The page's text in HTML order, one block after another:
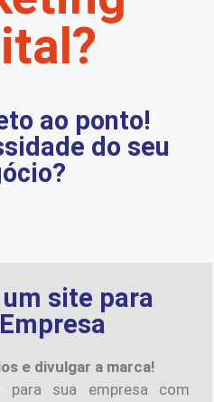
ao ponto!
do seu
site para
e divulgar a marca!
para sua empresa com